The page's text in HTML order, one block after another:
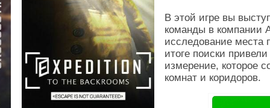
В этой игре вы
команды в компании
исследование места
итоге поиски
измерение, которое
комнат и коридоров.